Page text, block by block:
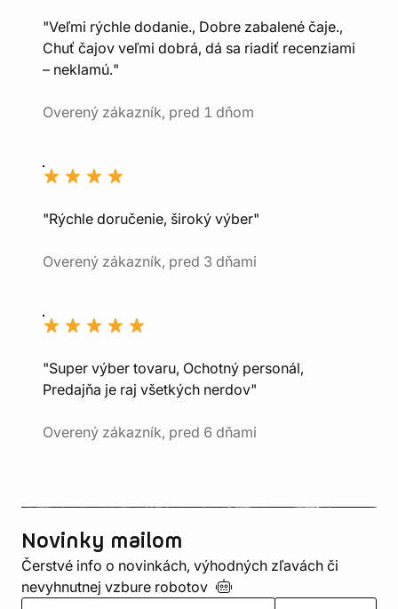
"Veľmi rýchle dodanie., Dobre zabalené čaje.,
Chuť čajov veľmi dobrá, dá sa riadiť recenziami
– neklamú."
Overený zákazník, pred 1 dňom
"Rýchle doručenie, široký výber"
Overený zákazník, pred 3 dňami
"Super výber tovaru, Ochotný personál,
Predajňa je raj všetkých nerdov"
Overený zákazník, pred 6 dňami
Novinky mailom
Čerstvé info o novinkách, výhodných zľavách či
nevyhnutnej vzbure robotov